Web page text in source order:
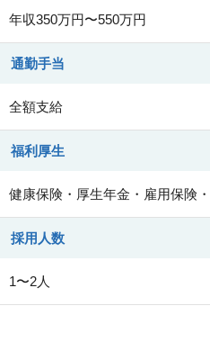
年収350万円〜550万円
通勤手当
全額支給
福利厚生
健康保険・厚生年金・雇用保険
採用人数
1〜2人